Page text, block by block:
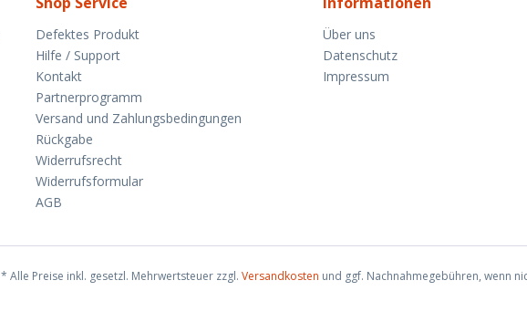
Defektes Produkt
Hilfe / Support
Kontakt
Partnerprogramm
Versand und Zahlungsbedingungen
Rückgabe
Widerrufsrecht
Widerrufsformular
AGB
Über uns
Datenschutz
Impressum
* Alle Preise inkl. gesetzl. Mehrwertsteuer zzgl. Versandkosten und ggf. Nachnahmegebühren, wenn